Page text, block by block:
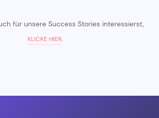
für unsere Success Stories interessierst,
KLICKE HIER.